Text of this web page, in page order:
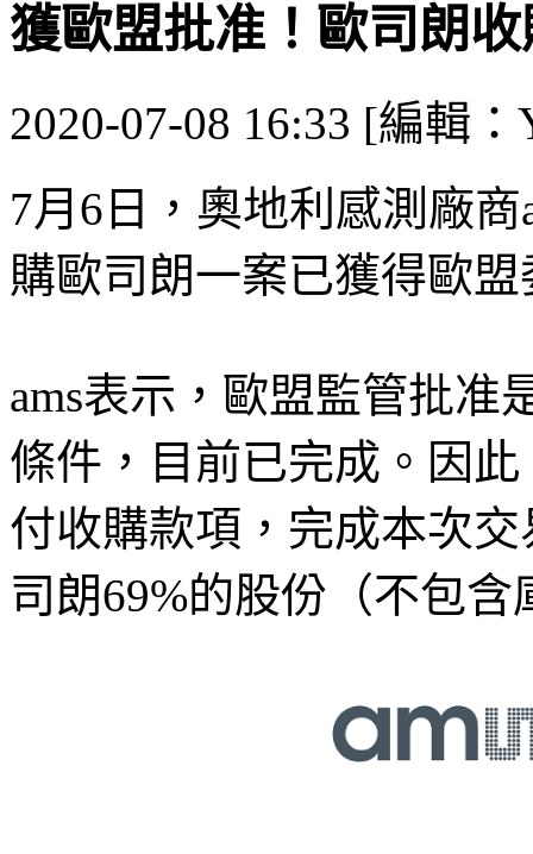
獲歐盟批准！歐司朗
2020-07-08 16:33 [編輯
7月6日，奧地利感測廠
購歐司朗一案已獲得歐
ams表示，歐盟監管批准
條件，目前已完成。因此
付收購款項，完成本次
司朗69%的股份（不包含